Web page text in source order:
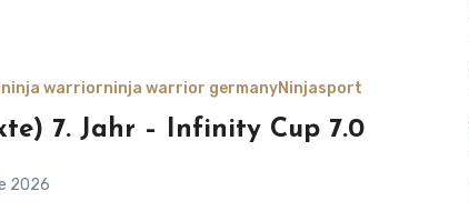
ninja warriorninja warrior germanyNinjasport
7. Jahr – Infinity Cup 7.0
2026